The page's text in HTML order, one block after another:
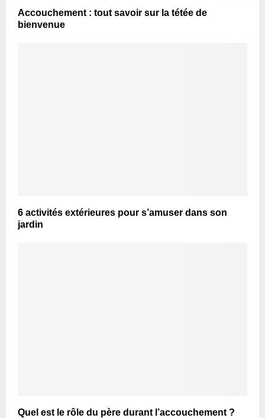
Accouchement : tout savoir sur la tétée de
bienvenue
6 activités extérieures pour s’amuser dans son
jardin
Quel est le rôle du père durant l’accouchement ?